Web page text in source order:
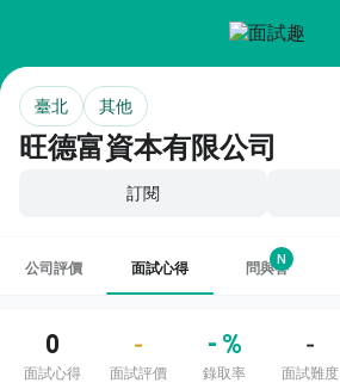
旺德富資本有限公司
臺北 其他
訂閱
公司評價 面試心得 問與答
N
0
面試心得
-
面試評價
- %
錄取率
-
面試難度